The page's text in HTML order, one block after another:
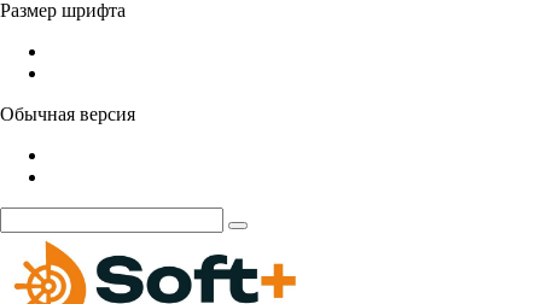
Размер шрифта
Обычная версия